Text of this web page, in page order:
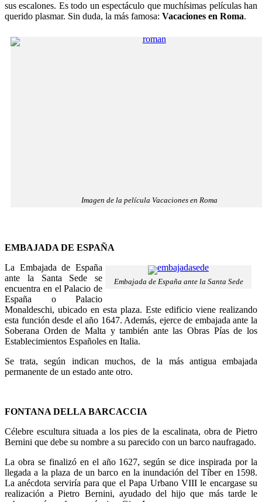
sus escalones. Es todo un espectáculo que muchísimas películas han
querido plasmar. Sin duda, la más famosa: Vacaciones en Roma.
Imagen de la película Vacaciones en Roma
EMBAJADA DE ESPAÑA
Embajada de España ante la Santa Sede
La Embajada de España
ante la Santa Sede se
encuentra en el Palacio de
España o Palacio
Monaldeschi, ubicado en esta plaza. Este edificio viene realizando
esta función desde el año 1647. Además, ejerce de embajada ante la
Soberana Orden de Malta y también ante las Obras Pías de los
Establecimientos Españoles en Italia.
Se trata, según indican muchos, de la más antigua embajada
permanente de un estado ante otro.
FONTANA DELLA BARCACCIA
Célebre escultura situada a los pies de la escalinata, obra de Pietro
Bernini que debe su nombre a su parecido con un barco naufragado.
La obra se finalizó en el año 1627, según se dice inspirada por la
llegada a la plaza de un barco en la inundación del Tíber en 1598.
La anécdota serviría para que el Papa Urbano VIII le encargase su
realización a Pietro Bernini, ayudado del hijo que más tarde le